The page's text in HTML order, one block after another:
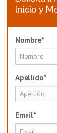
Inicio y
Nombre*
Apellido*
Email*